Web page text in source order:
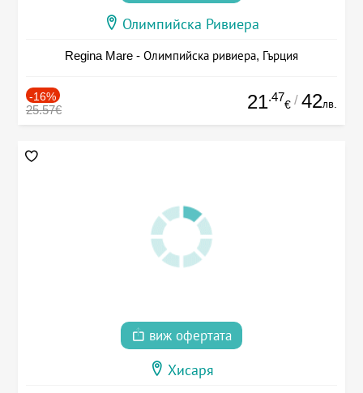
Олимпийска Ривиера
Regina Mare - Олимпийска ривиера, Гърция
-16%
25.57€ 21.47
€ / 42лв.
виж офертата
Хисаря